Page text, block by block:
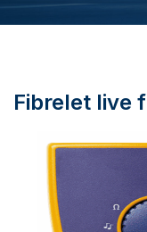
Fibrelet live